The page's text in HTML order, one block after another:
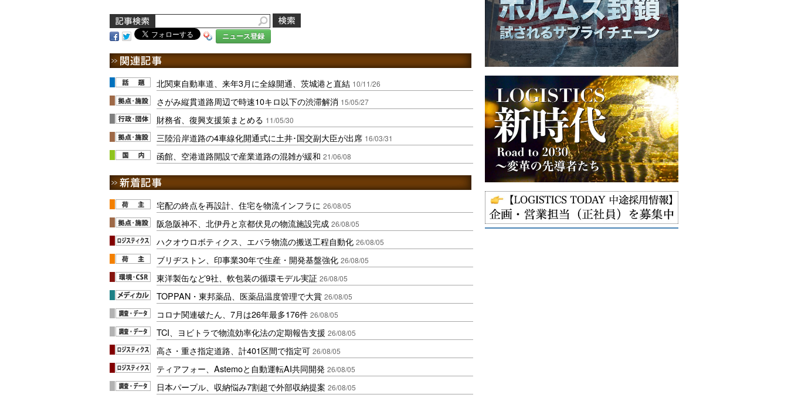
ニュース登録
北関東自動車道、来年3月に全線開通、茨城港と直結 10/11/26
さがみ縦貫道路周辺で時速10キロ以下の渋滞解消 15/05/27
財務省、復興支援策まとめる 11/05/30
三陸沿岸道路の4車線化開通式に土井･国交副大臣が出席 16/03/31
函館、空港道路開設で産業道路の混雑が緩和 21/06/08
宅配の終点を再設計、住宅を物流インフラに 26/08/05
阪急阪神不、北伊丹と京都伏見の物流施設完成 26/08/05
ハクオウロボティクス、エバラ物流の搬送工程自動化 26/08/05
ブリヂストン、印事業30年で生産・開発基盤強化 26/08/05
東洋製缶など9社、軟包装の循環モデル実証 26/08/05
TOPPAN・東邦薬品、医薬品温度管理で大賞 26/08/05
コロナ関連破たん、7月は26年最多176件 26/08/05
TCI、ヨビトラで物流効率化法の定期報告支援 26/08/05
高さ・重さ指定道路、計401区間で指定可 26/08/05
ティアフォー、Astemoと自動運転AI共同開発 26/08/05
日本パープル、収納悩み7割超で外部収納提案 26/08/05